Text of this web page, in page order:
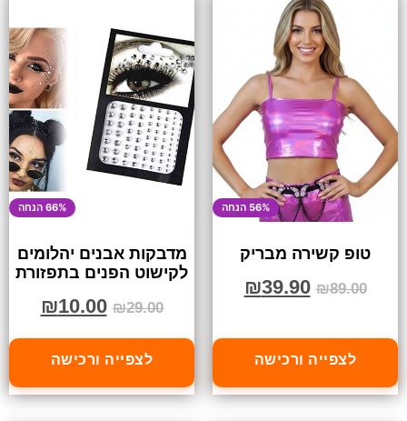
56% הנחה
טופ קשירה מבריק
₪89.00
₪39.90
לצפייה ורכישה
66% הנחה
מדבקות אבנים יהלומים
לקישוט הפנים בתפזורת
₪29.00
₪10.00
לצפייה ורכישה